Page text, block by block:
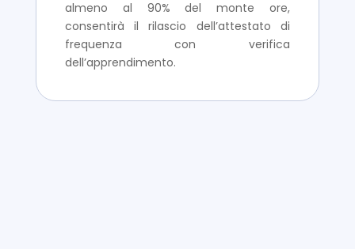
almeno al 90% del monte ore,
consentirà il rilascio dell’attestato di
frequenza con verifica
dell’apprendimento.